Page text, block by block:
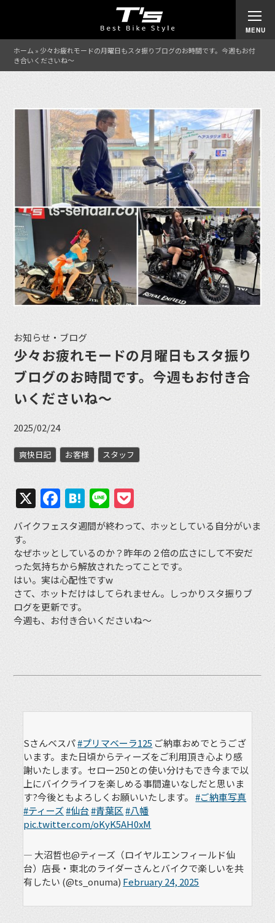
ホーム »少々お疲れモードの月曜日もスタ振りブログのお時間です。今週もお付
き合いくださいね〜
お知らせ・ブログ
少々お疲れモードの月曜日もスタ振り
ブログのお時間です。今週もお付き合
いくださいね〜
2025/02/24
爽快日記 お客様 スタッフ
X Facebook
Hatena
Line
バイクフェスタ週間が終わって、ホッとしている自分がいま
す。
なぜホッとしているのか？昨年の２倍の広さにして不安だ
った気持ちから解放されたってことです。
はい。実は心配性ですw
さて、ホットだけはしてられません。しっかりスタ振りブ
ログを更新です。
今週も、お付き合いくださいね〜
Sさんベスパ#プリマベーラ125 ご納車おめでとうござ
います。また日頃からティーズをご利用頂き心より感
謝いたします。セロー250との使い分けもでき今まで以
上にバイクライフを楽しめる事間違いなしだと思いま
す?今後ともよろしくお願いいたします。#ご納車写真
#ティーズ#仙台#青葉区#八幡
pic.twitter.com/oKyK5AH0xM
— 大沼哲也@ティーズ（ロイヤルエンフィールド仙
台）店長・東北のライダーさんとバイクで楽しいを共
有したい (@ts_onuma) February 24, 2025